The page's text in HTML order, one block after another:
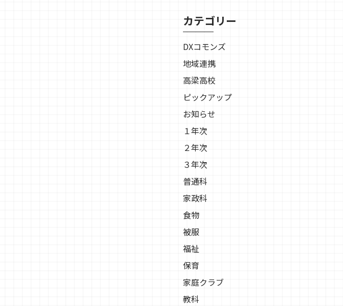
カテゴリー
DXコモンズ
地域連携
高梁高校
ピックアップ
お知らせ
１年次
２年次
３年次
普通科
家政科
食物
被服
福祉
保育
家庭クラブ
教科